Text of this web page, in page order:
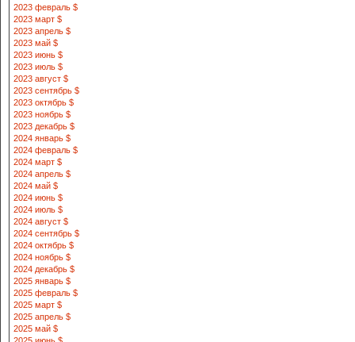
2023 февраль $
2023 март $
2023 апрель $
2023 май $
2023 июнь $
2023 июль $
2023 август $
2023 сентябрь $
2023 октябрь $
2023 ноябрь $
2023 декабрь $
2024 январь $
2024 февраль $
2024 март $
2024 апрель $
2024 май $
2024 июнь $
2024 июль $
2024 август $
2024 сентябрь $
2024 октябрь $
2024 ноябрь $
2024 декабрь $
2025 январь $
2025 февраль $
2025 март $
2025 апрель $
2025 май $